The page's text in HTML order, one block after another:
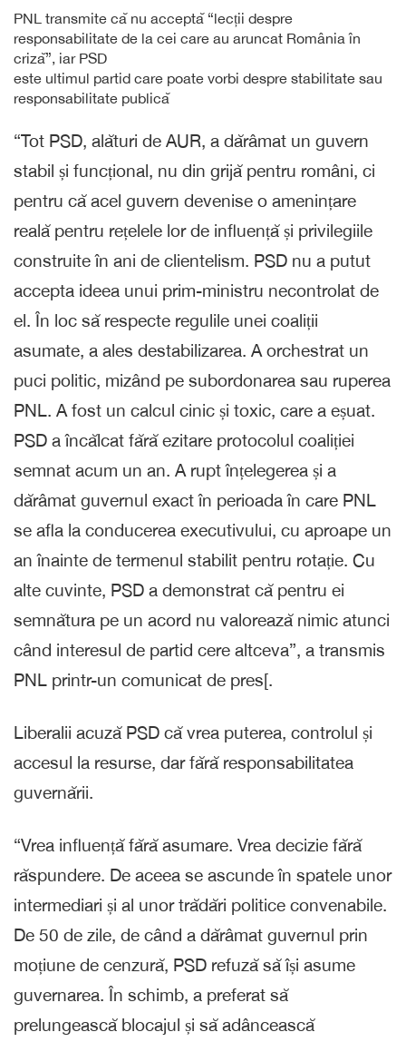
PNL transmite că nu acceptă “lecții despre
responsabilitate de la cei care au aruncat România în
criză”, iar PSD
este ultimul partid care poate vorbi despre stabilitate sau
responsabilitate publică
“Tot PSD, alături de AUR, a dărâmat un guvern
stabil și funcțional, nu din grijă pentru români, ci
pentru că acel guvern devenise o amenințare
reală pentru rețelele lor de influență și privilegiile
construite în ani de clientelism. PSD nu a putut
accepta ideea unui prim-ministru necontrolat de
el. În loc să respecte regulile unei coaliții
asumate, a ales destabilizarea. A orchestrat un
puci politic, mizând pe subordonarea sau ruperea
PNL. A fost un calcul cinic și toxic, care a eșuat.
PSD a încălcat fără ezitare protocolul coaliției
semnat acum un an. A rupt înțelegerea și a
dărâmat guvernul exact în perioada în care PNL
se afla la conducerea executivului, cu aproape un
an înainte de termenul stabilit pentru rotație. Cu
alte cuvinte, PSD a demonstrat că pentru ei
semnătura pe un acord nu valorează nimic atunci
când interesul de partid cere altceva”, a transmis
PNL printr-un comunicat de pres[.
Liberalii acuză PSD că vrea puterea, controlul și
accesul la resurse, dar fără responsabilitatea
guvernării.
“Vrea influență fără asumare. Vrea decizie fără
răspundere. De aceea se ascunde în spatele unor
intermediari și al unor trădări politice convenabile.
De 50 de zile, de când a dărâmat guvernul prin
moțiune de cenzură, PSD refuză să își asume
guvernarea. În schimb, a preferat să
prelungească blocajul și să adâncească